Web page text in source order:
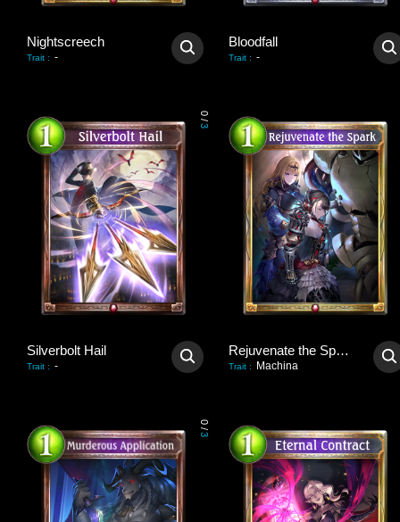
Nightscreech
Trait : -
Bloodfall
Trait : -
0
/
3
Silverbolt Hail
Trait : -
Rejuvenate the Spark
Trait : Machina
0
/
3